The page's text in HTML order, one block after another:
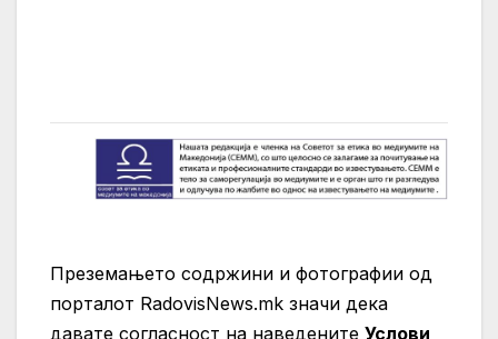
Преземањето содржини и фотографии од
порталот RadovisNews.mk значи дека
давате согласност на нaведените Услови